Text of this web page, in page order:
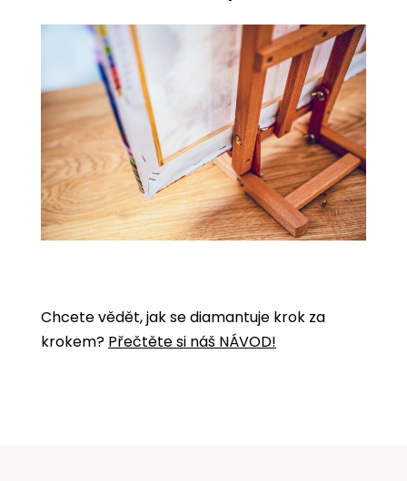
Chcete vědět, jak se diamantuje krok za
krokem? Přečtěte si náš NÁVOD!